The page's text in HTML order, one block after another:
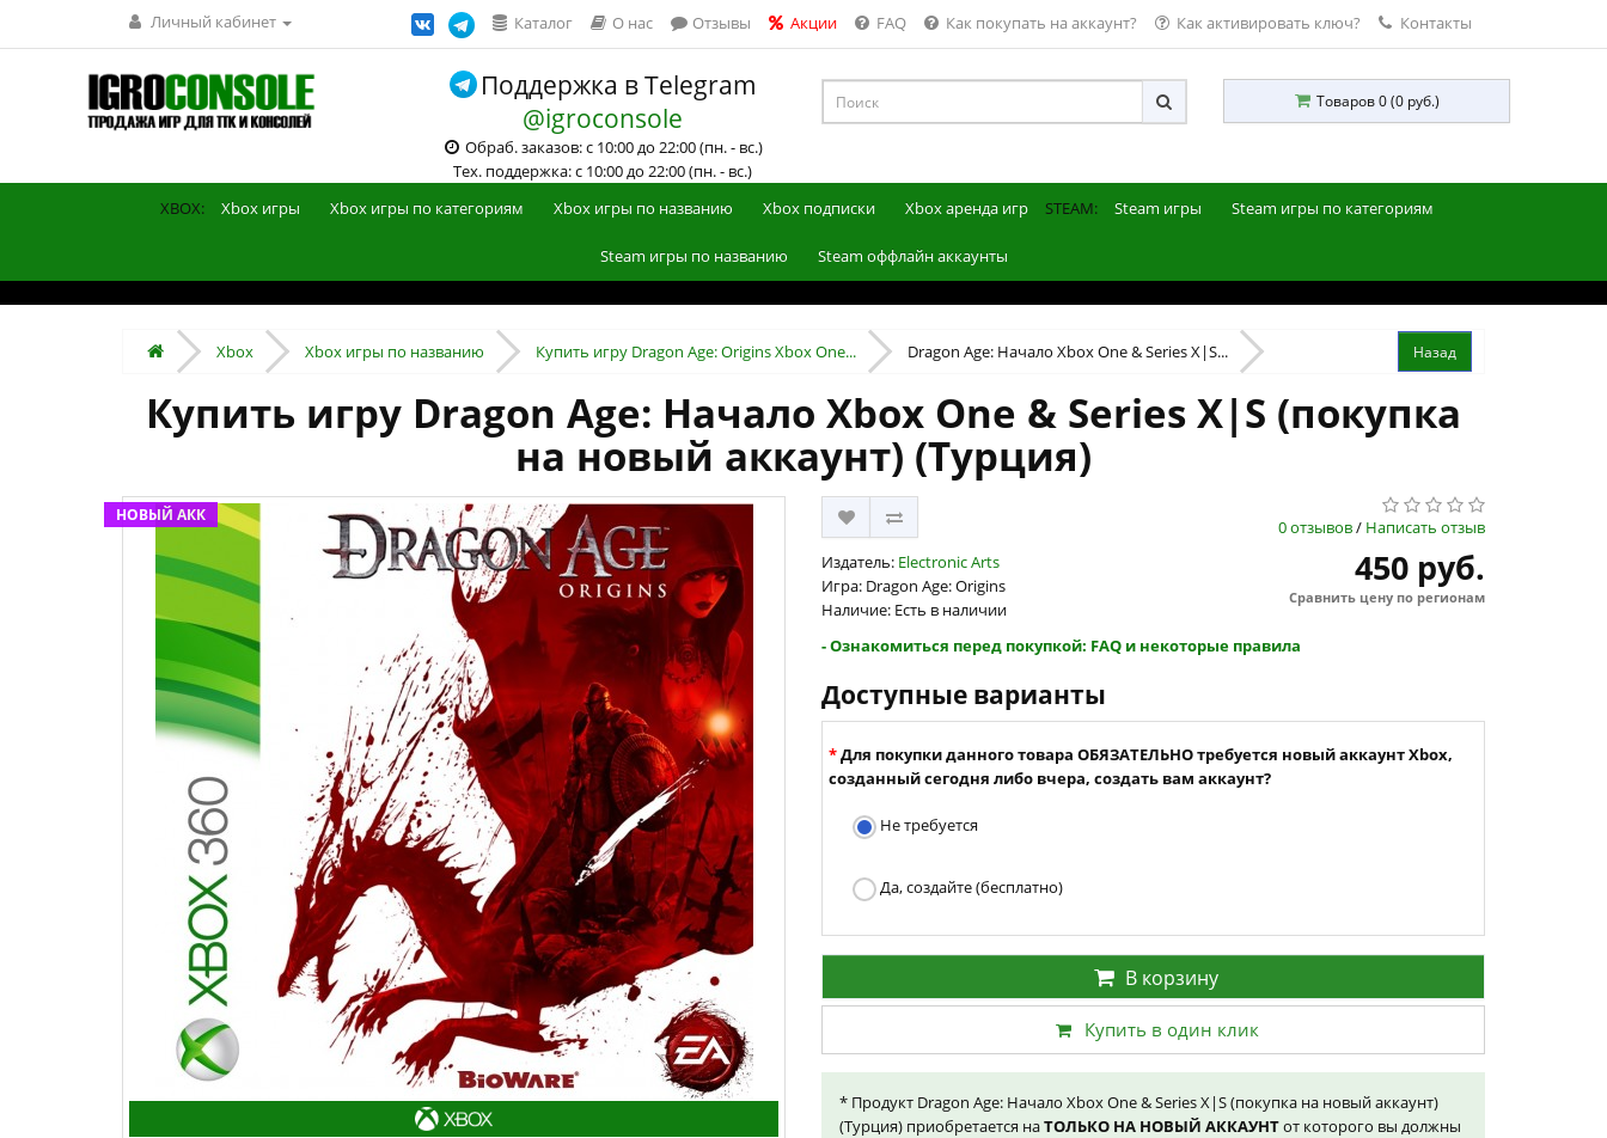
Личный кабинет Каталог О нас Отзывы Акции FAQ Как покупать на аккаунт? Как активировать ключ? Контакты
Поддержка в Telegram
@igroconsole
Обраб. заказов: с 10:00 до 22:00 (пн. - вс.)
Тех. поддержка: с 10:00 до 22:00 (пн. - вс.)
Товаров 0 (0 руб.)
XBOX: Xbox игры Xbox игры по категориям Xbox игры по названию Xbox подписки Xbox аренда игр STEAM: Steam игры Steam игры по категориям
Steam игры по названию Steam оффлайн аккаунты
Xbox Xbox игры по названию Купить игру Dragon Age: Origins Xbox One... Dragon Age: Начало Xbox One & Series X|S...
Купить игру Dragon Age: Начало Xbox One & Series X|S (покупка
на новый аккаунт) (Турция)
НОВЫЙ АКК
0 отзывов/ Написать отзыв
Издатель: Electronic Arts
Игра: Dragon Age: Origins
Наличие: Есть в наличии
450 руб.
Сравнить цену по регионам
- Ознакомиться перед покупкой: FAQ и некоторые правила
Доступные варианты
Для покупки данного товара ОБЯЗАТЕЛЬНО требуется новый аккаунт Xbox,
созданный сегодня либо вчера, создать вам аккаунт?
Не требуется
Да, создайте (бесплатно)
В корзину
Купить в один клик
* Продукт Dragon Age: Начало Xbox One & Series X|S (покупка на новый аккаунт)
(Турция) приобретается наТОЛЬКО НА НОВЫЙ АККАУНТот которого вы должны